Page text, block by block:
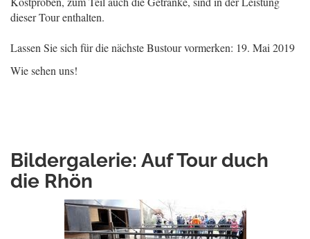
dieser Tour enthalten.
Lassen Sie sich für die nächste Bustour vormerken: 19. Mai 2019
Wie sehen uns!
Bildergalerie: Auf Tour duch
die Rhön